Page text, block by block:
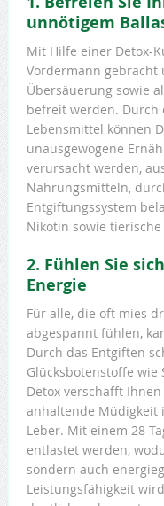
unnötigem
Mit Hilfe einer Detox-
Vordermann
Übersäuerung sowie
befreit werden. Durch
Lebensmittel können
unausgewogene
verursacht werden,
Nahrungsmitteln,
Entgiftungssystem
Nikotin sowie tierische
2. Fühlen Sie
Energie
Für alle, die oft mies
abgespannt fühlen,
Durch das Entgiften
Glücksbotenstoffe
Detox verschafft
anhaltende Müdigkeit
Leber. Mit einem 28
entlastet werden,
sondern auch
Leistungsfähigkeit